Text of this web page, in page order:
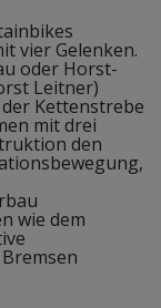
vier Gelenken.
oder Horst-
Leitner)
Kettenstrebe
mit drei
den
wie dem